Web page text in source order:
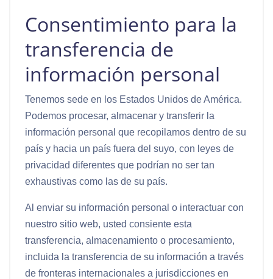
Consentimiento para la
transferencia de
información personal
Tenemos sede en los Estados Unidos de América.
Podemos procesar, almacenar y transferir la
información personal que recopilamos dentro de su
país y hacia un país fuera del suyo, con leyes de
privacidad diferentes que podrían no ser tan
exhaustivas como las de su país.
Al enviar su información personal o interactuar con
nuestro sitio web, usted consiente esta
transferencia, almacenamiento o procesamiento,
incluida la transferencia de su información a través
de fronteras internacionales a jurisdicciones en